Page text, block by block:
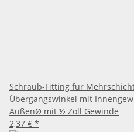
Schraub-Fitting für
Übergangswinkel mit
AußenØ mit ½ Zoll Gewinde
2,37 € *